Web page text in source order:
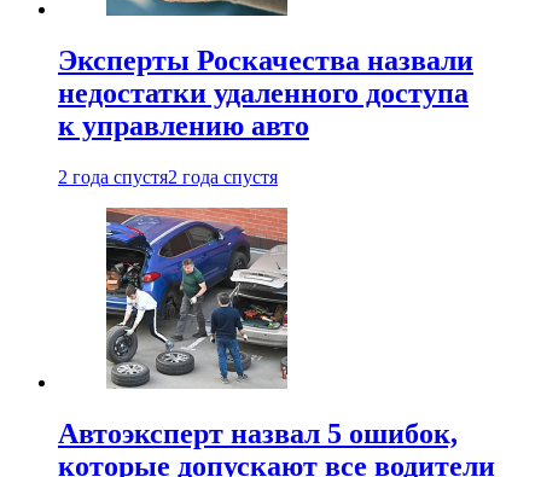
Эксперты Роскачества назвали
недостатки удаленного доступа
к управлению авто
2 года спустя2 года спустя
Автоэксперт назвал 5 ошибок,
которые допускают все водители